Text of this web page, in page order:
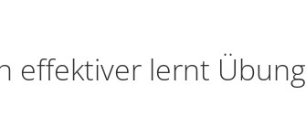
effektiver lernt Übung